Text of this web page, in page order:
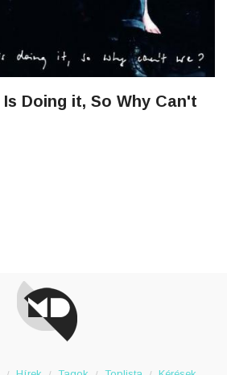
Doing it, So Why Can't